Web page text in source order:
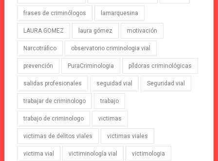
frases de criminólogos lamarquesina
LAURA GOMEZ laura gómez motivación
Narcotráfico observatorio criminologia vial
prevención PuraCriminologia píldoras criminológicas
salidas profesionales seguidad vial Seguridad vial
trabajar de criminologo trabajo
trabajo de criminologo victimas
victimas de delitos viales victimas viales
victima vial victiminología vial victimologia